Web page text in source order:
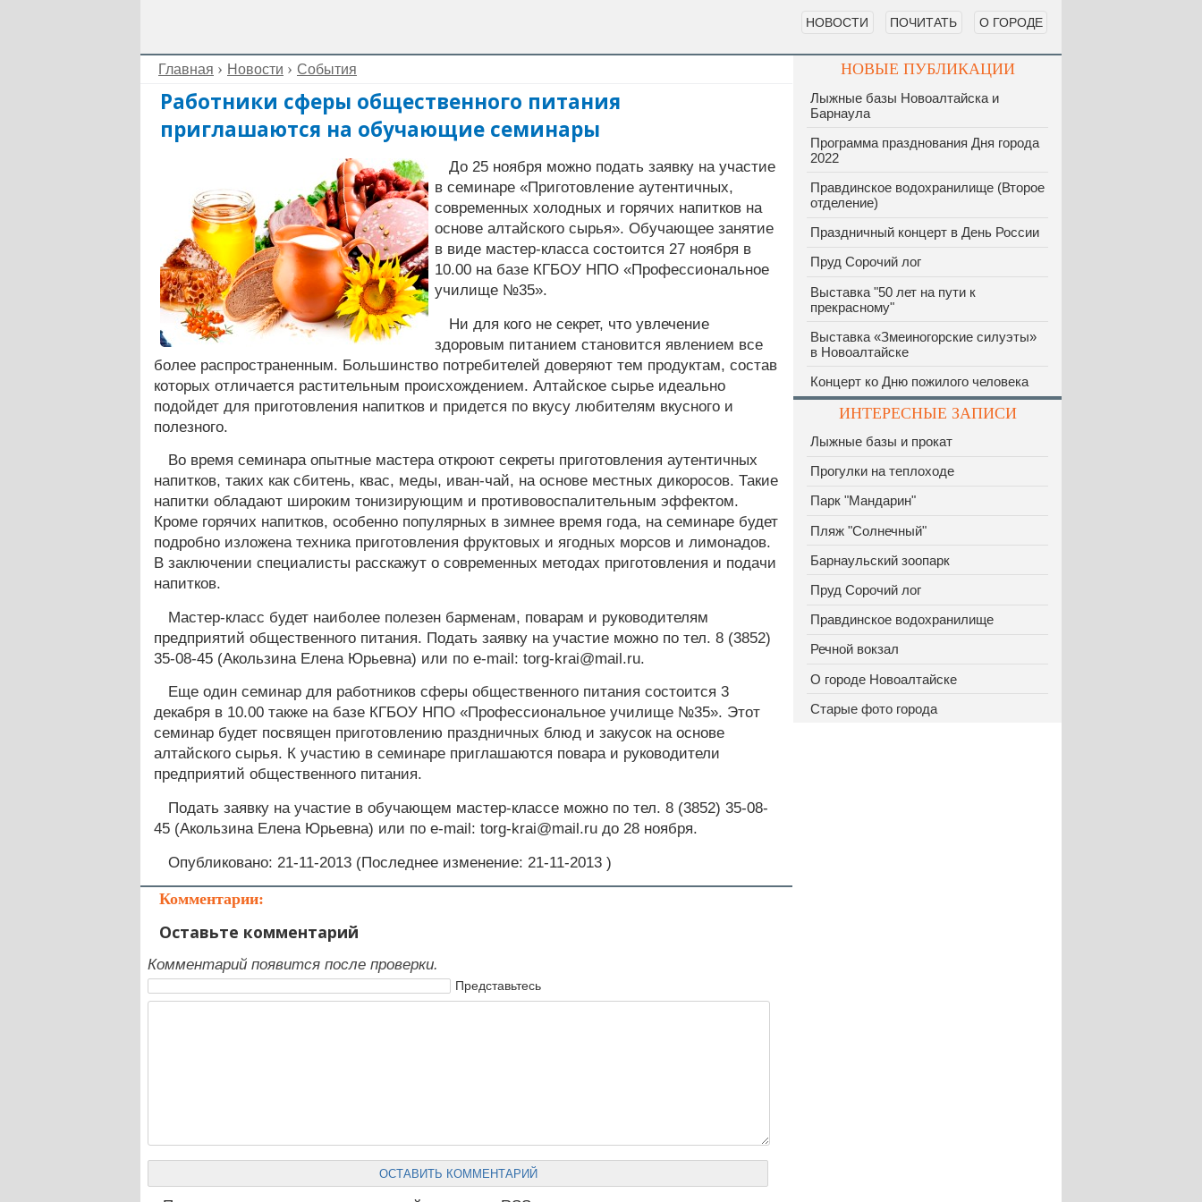
НОВОСТИ ПОЧИТАТЬ О ГОРОДЕ
Главная Новости События
Работники сферы общественного питания
приглашаются на обучающие семинары
До 25 ноября можно подать заявку на участие
в семинаре «Приготовление аутентичных,
современных холодных и горячих напитков на
основе алтайского сырья». Обучающее занятие
в виде мастер-класса состоится 27 ноября в
10.00 на базе КГБОУ НПО «Профессиональное
училище №35».
Ни для кого не секрет, что увлечение
здоровым питанием становится явлением все
более распространенным. Большинство потребителей доверяют тем продуктам, состав
которых отличается растительным происхождением. Алтайское сырье идеально
подойдет для приготовления напитков и придется по вкусу любителям вкусного и
полезного.
Во время семинара опытные мастера откроют секреты приготовления аутентичных
напитков, таких как сбитень, квас, меды, иван-чай, на основе местных дикоросов. Такие
напитки обладают широким тонизирующим и противовоспалительным эффектом.
Кроме горячих напитков, особенно популярных в зимнее время года, на семинаре будет
подробно изложена техника приготовления фруктовых и ягодных морсов и лимонадов.
В заключении специалисты расскажут о современных методах приготовления и подачи
напитков.
Мастер-класс будет наиболее полезен барменам, поварам и руководителям
предприятий общественного питания. Подать заявку на участие можно по тел. 8 (3852)
35-08-45 (Акользина Елена Юрьевна) или по e-mail: torg-krai@mail.ru.
Еще один семинар для работников сферы общественного питания состоится 3
декабря в 10.00 также на базе КГБОУ НПО «Профессиональное училище №35». Этот
семинар будет посвящен приготовлению праздничных блюд и закусок на основе
алтайского сырья. К участию в семинаре приглашаются повара и руководители
предприятий общественного питания.
Подать заявку на участие в обучающем мастер-классе можно по тел. 8 (3852) 35-08-
45 (Акользина Елена Юрьевна) или по e-mail: torg-krai@mail.ru до 28 ноября.
Опубликовано: 21-11-2013 (Последнее изменение: 21-11-2013 )
Комментарии:
Оставьте комментарий
Комментарий появится после проверки.
Представьтесь
НОВЫЕ ПУБЛИКАЦИИ
Лыжные базы Новоалтайска и
Барнаула
Программа празднования Дня города
2022
Правдинское водохранилище (Второе
отделение)
Праздничный концерт в День России
Пруд Сорочий лог
Выставка "50 лет на пути к
прекрасному"
Выставка «Змеиногорские силуэты»
в Новоалтайске
Концерт ко Дню пожилого человека
ИНТЕРЕСНЫЕ ЗАПИСИ
Лыжные базы и прокат
Прогулки на теплоходе
Парк "Мандарин"
Пляж "Солнечный"
Барнаульский зоопарк
Пруд Сорочий лог
Правдинское водохранилище
Речной вокзал
О городе Новоалтайске
Старые фото города